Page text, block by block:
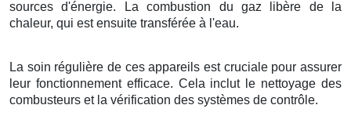
sources d'énergie. La combustion du gaz libère de la
chaleur, qui est ensuite transférée à l'eau.
La soin régulière de ces appareils est cruciale pour assurer
leur fonctionnement efficace. Cela inclut le nettoyage des
combusteurs et la vérification des systèmes de contrôle.